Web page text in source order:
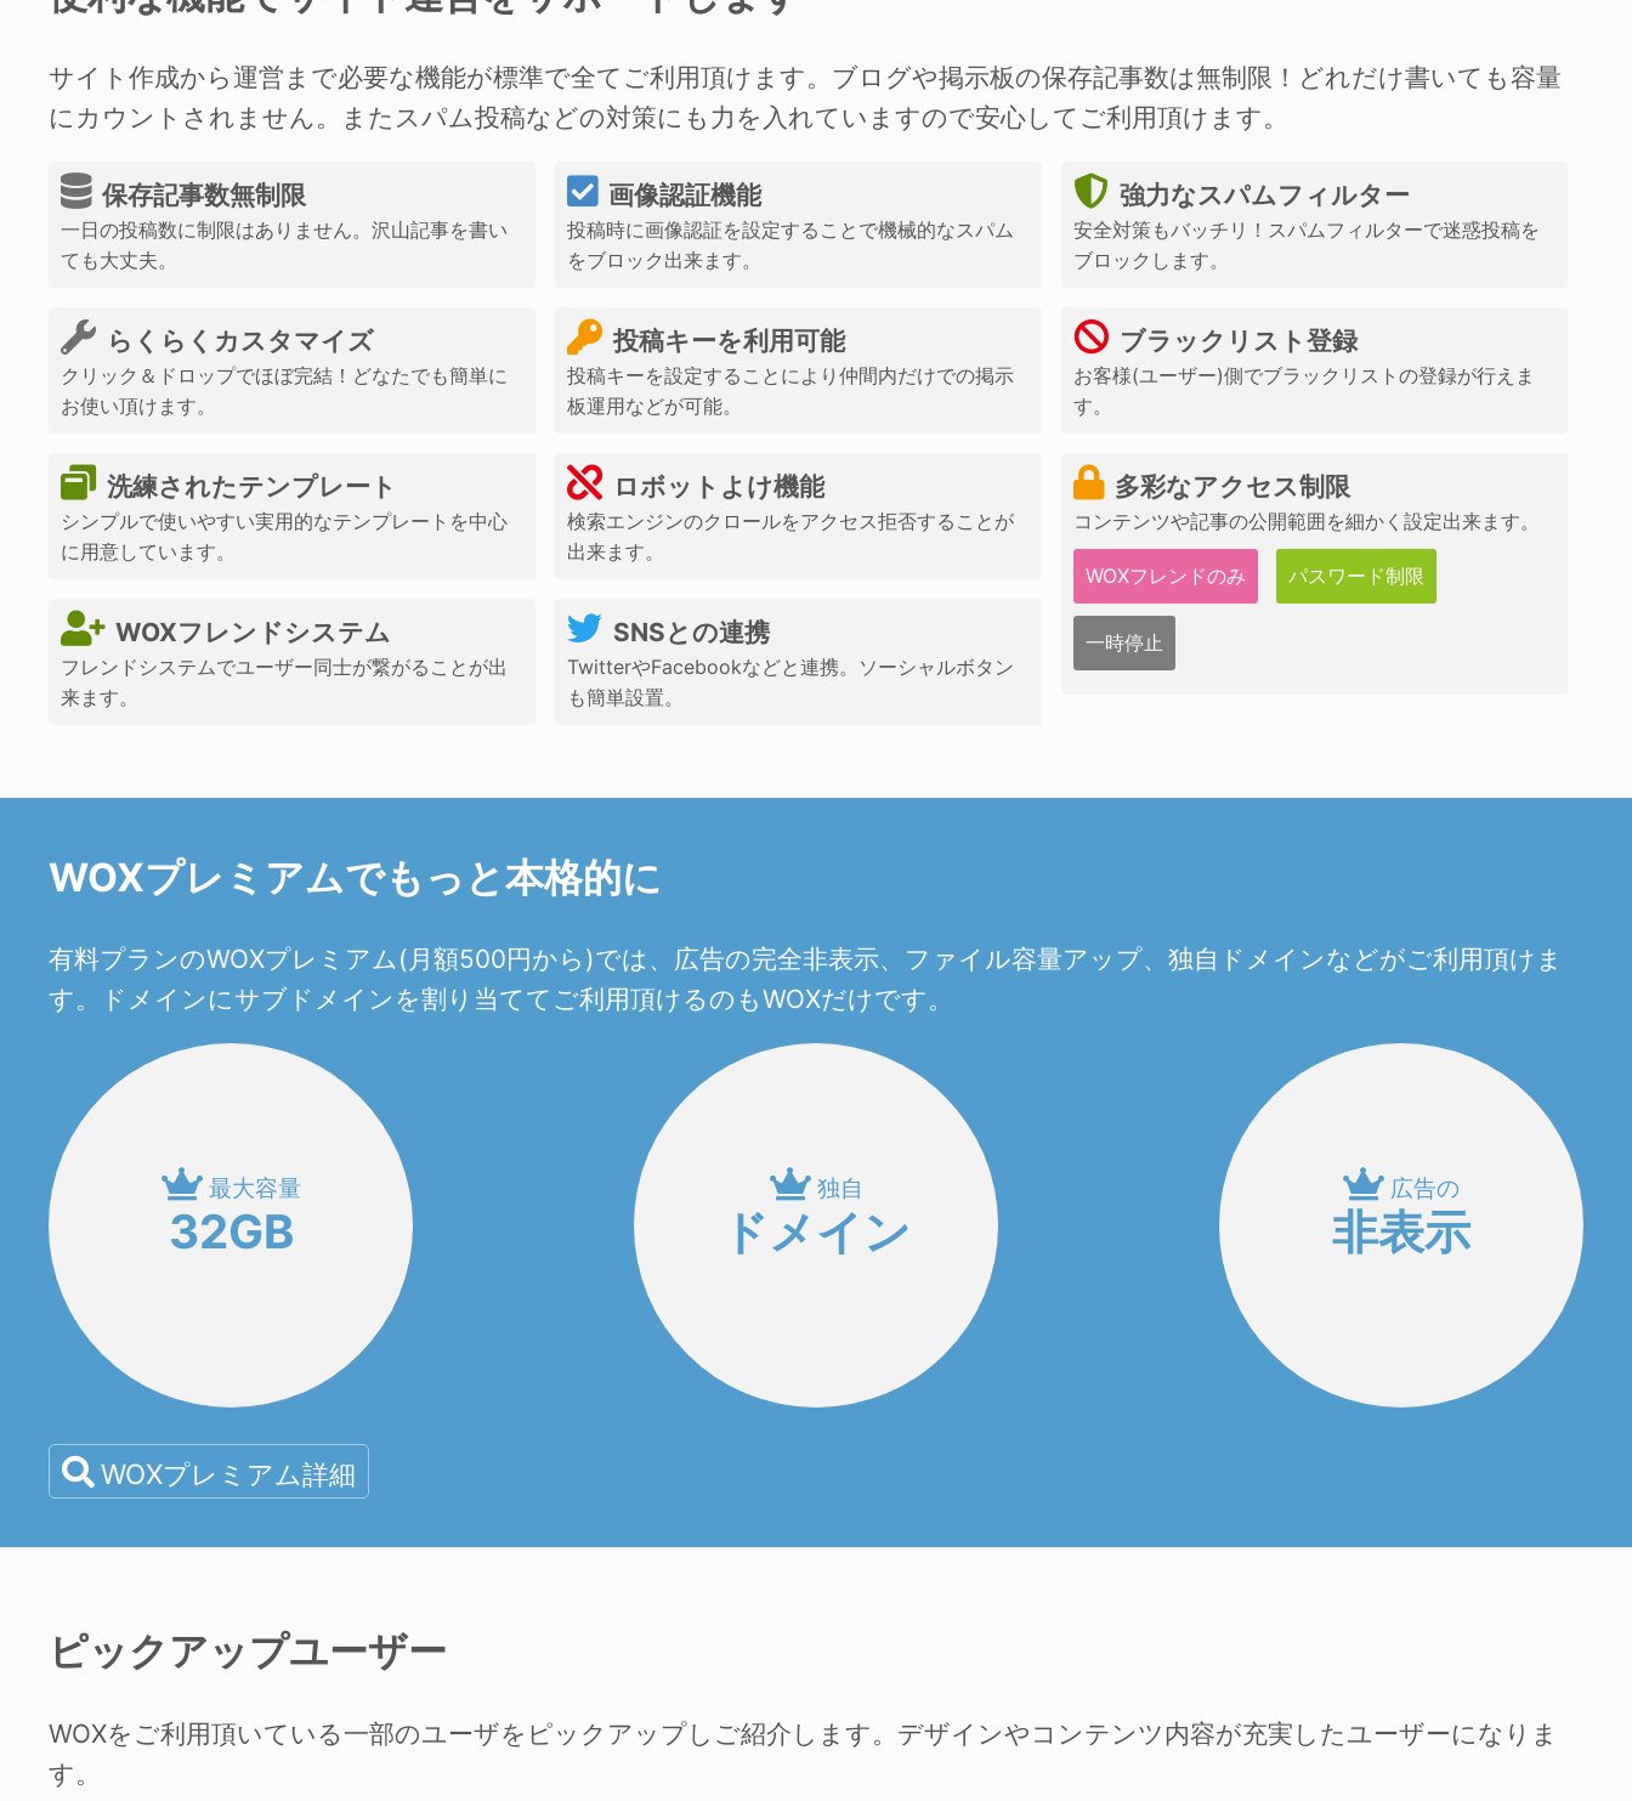
サイト作成から運営まで必要な機能が標準で全てご利用頂けます。ブログや掲示板の保存記事数は無制限！どれだけ書いても容量
にカウントされません。またスパム投稿などの対策にも力を入れていますので安心してご利用頂けます。
保存記事数無制限
一日の投稿数に制限はありません。沢山記事を書い
ても大丈夫。
らくらくカスタマイズ
クリック＆ドロップでほぼ完結！どなたでも簡単に
お使い頂けます。
洗練されたテンプレート
シンプルで使いやすい実用的なテンプレートを中心
に用意しています。
WOXフレンドシステム
フレンドシステムでユーザー同士が繋がることが出
来ます。
画像認証機能
投稿時に画像認証を設定することで機械的なスパム
をブロック出来ます。
投稿キーを利用可能
投稿キーを設定することにより仲間内だけでの掲示
板運用などが可能。
ロボットよけ機能
検索エンジンのクロールをアクセス拒否することが
出来ます。
SNSとの連携
TwitterやFacebookなどと連携。ソーシャルボタン
も簡単設置。
強力なスパムフィルター
安全対策もバッチリ！スパムフィルターで迷惑投稿を
ブロックします。
ブラックリスト登録
お客様(ユーザー)側でブラックリストの登録が行えま
す。
多彩なアクセス制限
コンテンツや記事の公開範囲を細かく設定出来ます。
WOXフレンドのみ パスワード制限
一時停止
WOXプレミアムでもっと本格的に
有料プランのWOXプレミアム(月額500円から)では、広告の完全非表示、ファイル容量アップ、独自ドメインなどがご利用頂けま
す。ドメインにサブドメインを割り当ててご利用頂けるのもWOXだけです。
最大容量
32GB
独自
ドメイン
広告の
非表示
WOXプレミアム詳細
ピックアップユーザー
WOXをご利用頂いている一部のユーザをピックアップしご紹介します。デザインやコンテンツ内容が充実したユーザーになりま
す。